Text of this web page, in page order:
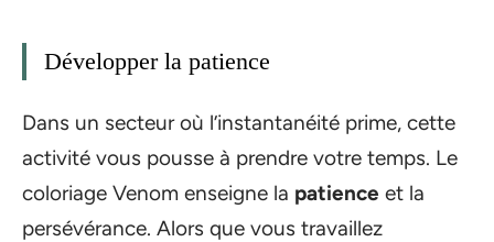
Développer la patience
Dans un secteur où l’instantanéité prime, cette
activité vous pousse à prendre votre temps. Le
coloriage Venom enseigne la patience et la
persévérance. Alors que vous travaillez